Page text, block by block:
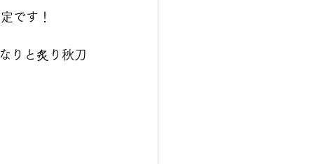
です！
りと炙り秋刀